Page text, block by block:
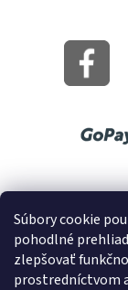
Súbory cookie
pohodlné
zlepšovať
prostredníctvom